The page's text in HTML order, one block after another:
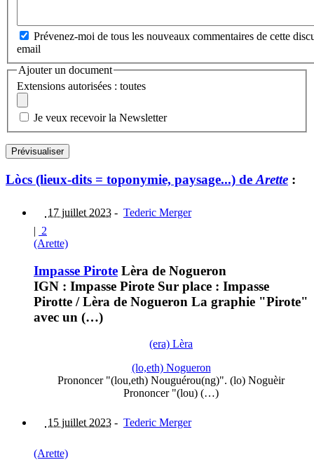
Prévenez-moi de tous les nouveaux commentaires de cette
email
Ajouter un document
Extensions autorisées : toutes
Je veux recevoir la Newsletter
Lòcs (lieux-dits = toponymie, paysage...) de Arette :
17 juillet 2023 - Tederic Merger
| 2
(Arette)
Impasse Pirote Lèra de Nogueron
IGN : Impasse Pirote Sur place : Impasse
Pirotte / Lèra de Nogueron La graphie "Pirote"
avec un (…)
(era) Lèra
(lo,eth) Nogueron
Prononcer "(lou,eth) Nouguérou(ng)". (lo) Noguèir
Prononcer "(lou) (…)
15 juillet 2023 - Tederic Merger
(Arette)